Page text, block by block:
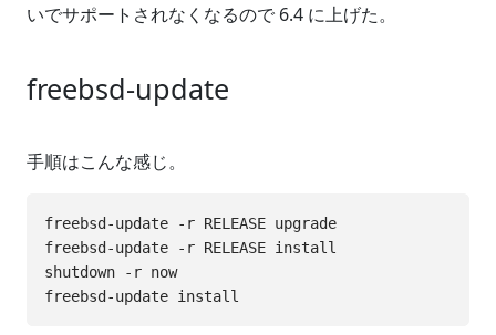
いでサポートされなくなるので 6.4 に上げた。
freebsd-update
手順はこんな感じ。
freebsd-update -r RELEASE upgrade
freebsd-update -r RELEASE install
shutdown -r now